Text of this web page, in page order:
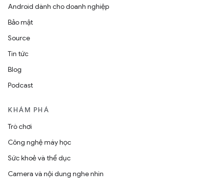
Android dành cho doanh nghiệp
Bảo mật
Source
Tin tức
Blog
Podcast
KHÁM PHÁ
Trò chơi
Công nghệ máy học
Sức khoẻ và thể dục
Camera và nội dung nghe nhìn